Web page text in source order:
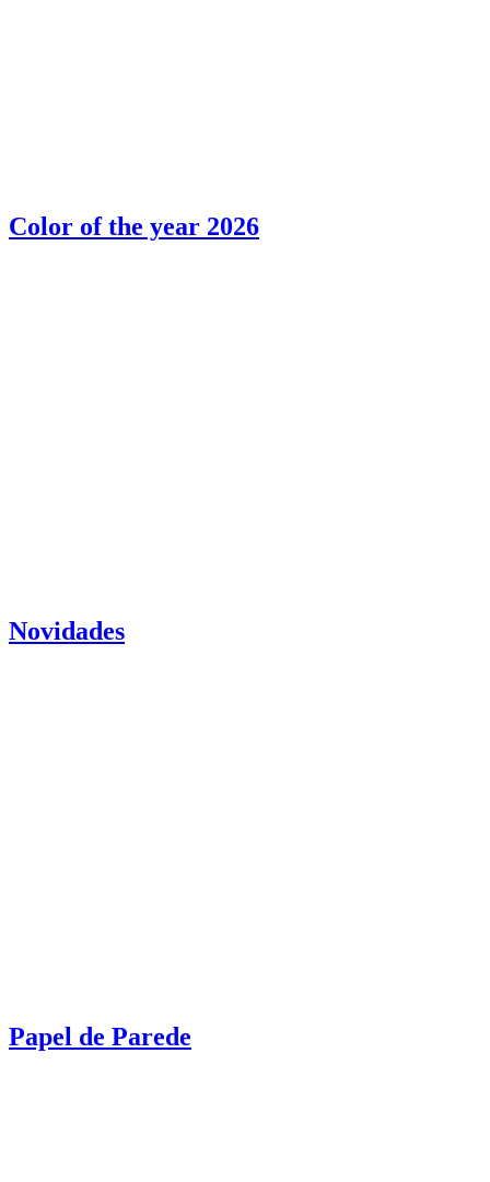
Color of the year 2026
Novidades
Papel de Parede